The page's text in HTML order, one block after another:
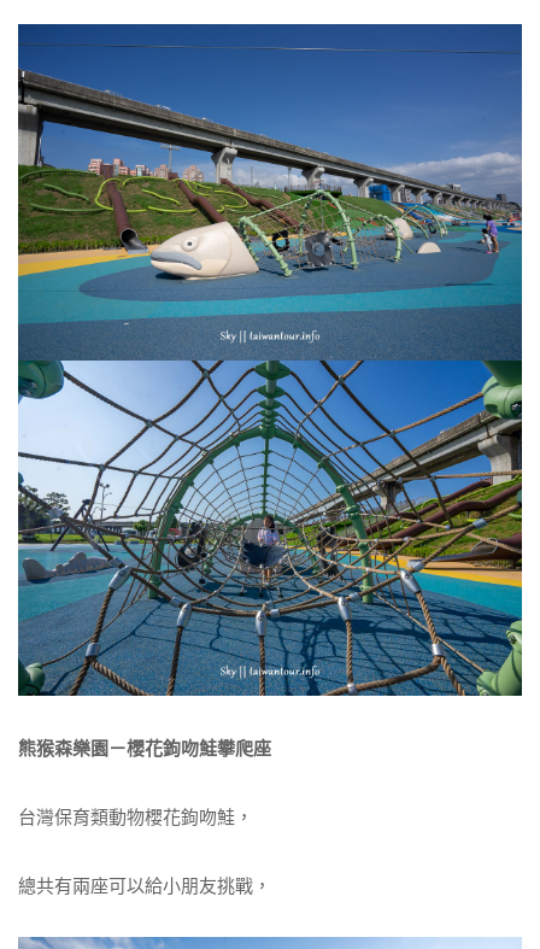
熊猴森樂園－櫻花鉤吻鮭攀爬座
台灣保育類動物櫻花鉤吻鮭，
總共有兩座可以給小朋友挑戰，